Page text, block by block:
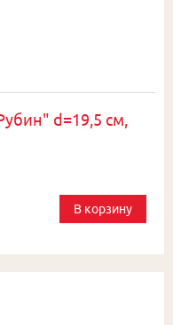
d=19,5 см,
В корзину